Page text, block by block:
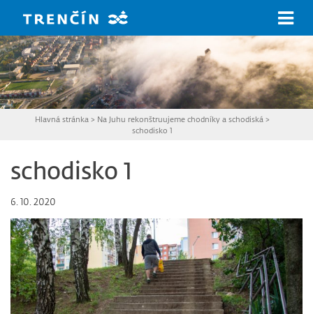
Hlavná stránka > Na Juhu rekonštruujeme chodníky a schodiská >
schodisko 1
schodisko 1
6. 10. 2020